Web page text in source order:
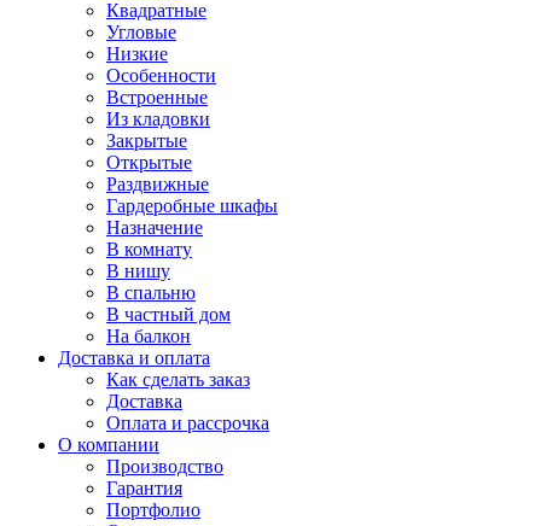
Квадратные
Угловые
Низкие
Особенности
Встроенные
Из кладовки
Закрытые
Открытые
Раздвижные
Гардеробные шкафы
Назначение
В комнату
В нишу
В спальню
В частный дом
На балкон
Доставка и оплата
Как сделать заказ
Доставка
Оплата и рассрочка
О компании
Производство
Гарантия
Портфолио